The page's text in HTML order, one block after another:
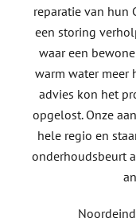
reparatie van hun
een storing
waar een
warm water meer
advies kon het
opgelost. Onze
hele regio en
onderhoudsbeurt